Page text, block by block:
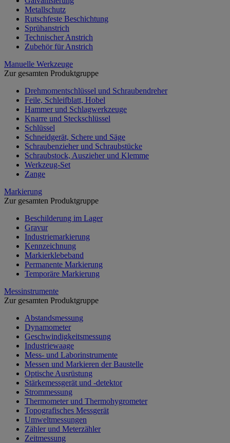
Metallschutz
Rutschfeste Beschichtung
Sprühanstrich
Technischer Anstrich
Zubehör für Anstrich
Manuelle Werkzeuge
Zur gesamten Produktgruppe
Drehmomentschlüssel und Schraubendreher
Feile, Schleifblatt, Hobel
Hammer und Schlagwerkzeuge
Knarre und Steckschlüssel
Schlüssel
Schneidgerät, Schere und Säge
Schraubenzieher und Schraubstücke
Schraubstock, Auszieher und Klemme
Werkzeug-Set
Zange
Markierung
Zur gesamten Produktgruppe
Beschilderung im Lager
Gravur
Industriemarkierung
Kennzeichnung
Markierklebeband
Permanente Markierung
Temporäre Markierung
Messinstrumente
Zur gesamten Produktgruppe
Abstandsmessung
Dynamometer
Geschwindigkeitsmessung
Industriewaage
Mess- und Laborinstrumente
Messen und Markieren der Baustelle
Optische Ausrüstung
Stärkemessgerät und -detektor
Strommessung
Thermometer und Thermohygrometer
Topografisches Messgerät
Umweltmessungen
Zähler und Meterzähler
Zeitmessung